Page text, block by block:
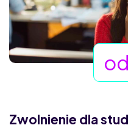
Zwolnienie dla